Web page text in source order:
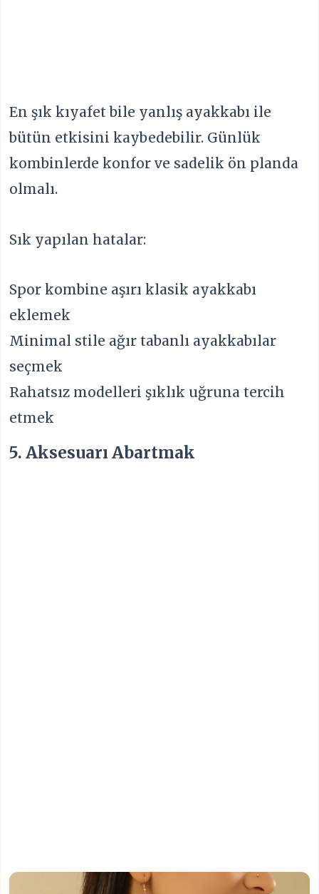
En şık kıyafet bile yanlış ayakkabı ile
bütün etkisini kaybedebilir. Günlük
kombinlerde konfor ve sadelik ön planda
olmalı.
Sık yapılan hatalar:
Spor kombine aşırı klasik ayakkabı
eklemek
Minimal stile ağır tabanlı ayakkabılar
seçmek
Rahatsız modelleri şıklık uğruna tercih
etmek
5. Aksesuarı Abartmak